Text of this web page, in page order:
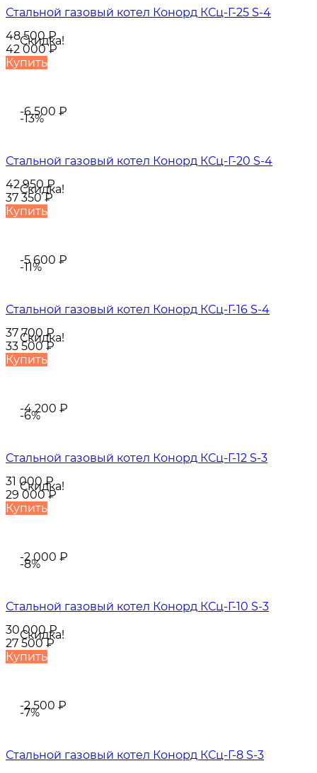
Скидка!
-6 500 ₽
Стальной газовый котел Конорд КСц-Г-25 S-4
48 500₽
42 000₽
Купить
-13%
Скидка!
-5 600 ₽
Стальной газовый котел Конорд КСц-Г-20 S-4
42 950₽
37 350₽
Купить
-11%
Скидка!
-4 200 ₽
Стальной газовый котел Конорд КСц-Г-16 S-4
37 700₽
33 500₽
Купить
-6%
Скидка!
-2 000 ₽
Стальной газовый котел Конорд КСц-Г-12 S-3
31 000₽
29 000₽
Купить
-8%
Скидка!
-2 500 ₽
Стальной газовый котел Конорд КСц-Г-10 S-3
30 000₽
27 500₽
Купить
-7%
Стальной газовый котел Конорд КСц-Г-8 S-3